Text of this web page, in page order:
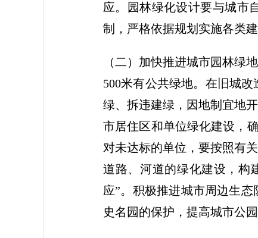
应。园林绿化设计要与城市
制，严格依据规划实施各类
（二）加快推进城市园林绿
500米有公共绿地。在旧城
绿、拆违建绿，因地制宜地
市居住区和单位绿化建设，
对未达标的单位，要按照有
道路、河道的绿化建设，构
应”。积极推进城市周边生
史名园的保护，提高城市公